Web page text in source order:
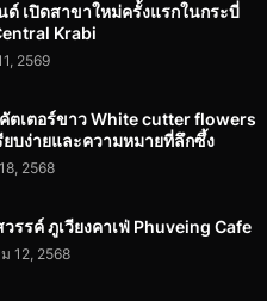
ด์ เปิดสาขาใหม่ครั้งแรกในกระบี่
Krabi
2569
ตเตอร์ขาว White cutter flowers
ยบง่ายและความหมายที่ลึกซึ้ง
2568
รรค์ ภูเวียงคาเฟ่ Phuveing Cafe
12, 2568